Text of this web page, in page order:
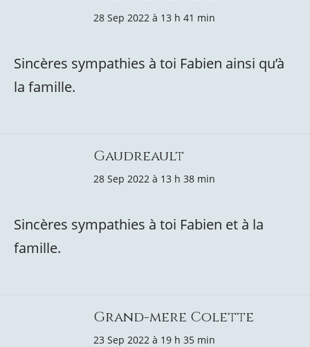
28 Sep 2022 à 13 h 41 min
Sincères sympathies à toi Fabien ainsi qu’à
la famille.
Gaudreault
28 Sep 2022 à 13 h 38 min
Sincères sympathies à toi Fabien et à la
famille.
Grand-mere Colette
23 Sep 2022 à 19 h 35 min